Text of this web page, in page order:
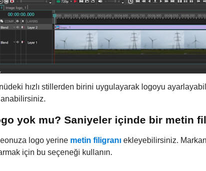
hızlı stillerden birini uygulayarak logoyu
yok mu? Saniyeler içinde bir metin
logo yerine metin filigranı ekleyebilirsiniz.
için bu seçeneği kullanın.